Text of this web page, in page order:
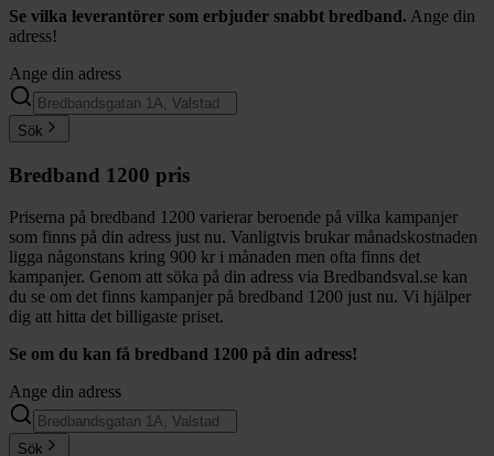
Se vilka leverantörer som erbjuder snabbt bredband. Ange din
adress!
Ange din adress
Sök
Bredband 1200 pris
Priserna på bredband 1200 varierar beroende på vilka kampanjer
som finns på din adress just nu. Vanligtvis brukar månadskostnaden
ligga någonstans kring 900 kr i månaden men ofta finns det
kampanjer. Genom att söka på din adress via Bredbandsval.se kan
du se om det finns kampanjer på bredband 1200 just nu. Vi hjälper
dig att hitta det billigaste priset.
Se om du kan få bredband 1200 på din adress!
Ange din adress
Sök